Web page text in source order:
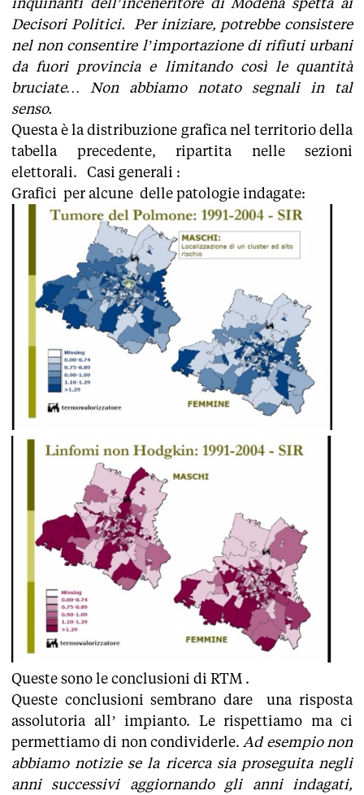
Decisori Politici. Per iniziare, potrebbe consistere
nel non consentire l’importazione di rifiuti urbani
da fuori provincia e limitando così le quantità
bruciate… Non abbiamo notato segnali in tal
senso.
Questa è la distribuzione grafica nel territorio della
tabella precedente, ripartita nelle sezioni
elettorali. Casi generali :
Grafici per alcune delle patologie indagate:
Queste sono le conclusioni di RTM .
Queste conclusioni sembrano dare una risposta
assolutoria all’ impianto. Le rispettiamo ma ci
permettiamo di non condividerle. Ad esempio non
abbiamo notizie se la ricerca sia proseguita negli
anni successivi aggiornando gli anni indagati,